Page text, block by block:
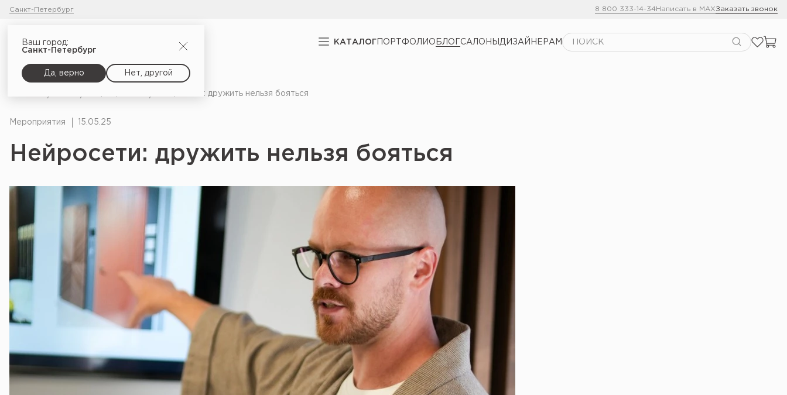
Санкт-Петербург 8 800 333-14-34Написать в MAXЗаказать звонок
КАТАЛОГ ПОРТФОЛИО БЛОГСАЛОНЫ ДИЗАЙНЕРАМ
Ваш город:
Санкт-Петербург
Да, верно Нет, другой
Нейросети: дружить нельзя бояться
Мероприятия 15.05.25
Нейросети: дружить нельзя бояться